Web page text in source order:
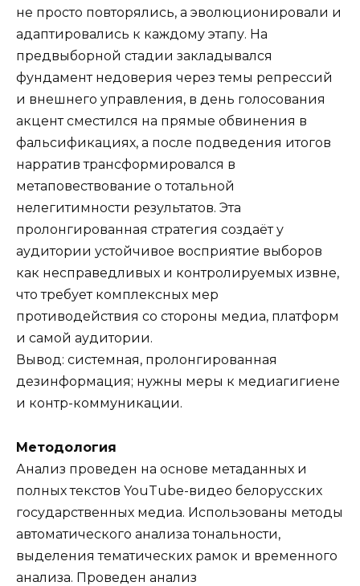
не просто повторялись, а эволюционировали и
адаптировались к каждому этапу. На
предвыборной стадии закладывался
фундамент недоверия через темы репрессий
и внешнего управления, в день голосования
акцент сместился на прямые обвинения в
фальсификациях, а после подведения итогов
нарратив трансформировался в
метаповествование о тотальной
нелегитимности результатов. Эта
пролонгированная стратегия создаёт у
аудитории устойчивое восприятие выборов
как несправедливых и контролируемых извне,
что требует комплексных мер
противодействия со стороны медиа, платформ
и самой аудитории.
Вывод: системная, пролонгированная
дезинформация; нужны меры к медиагигиене
и контр-коммуникации.
Методология
Анализ проведен на основе метаданных и
полных текстов YouTube-видео белорусских
государственных медиа. Использованы методы
автоматического анализа тональности,
выделения тематических рамок и временного
анализа. Проведен анализ